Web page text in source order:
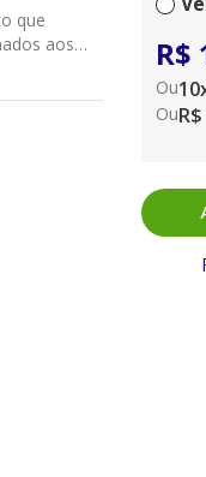
que
aos
ou
R$
Ou10
Ou